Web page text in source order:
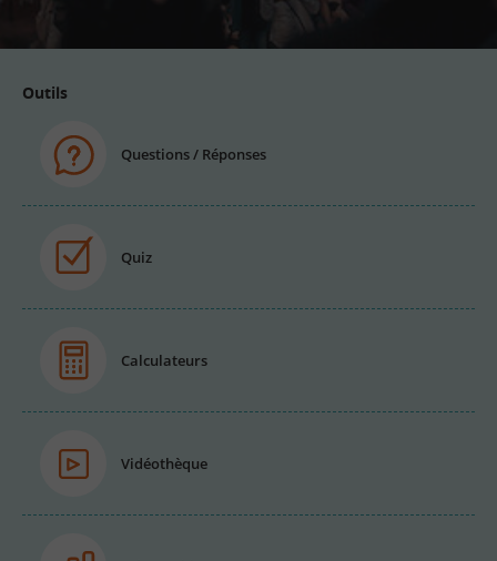
Outils
Questions / Réponses
Quiz
Calculateurs
Vidéothèque